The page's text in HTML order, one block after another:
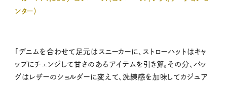
ンター）
「デニムを合わせて足元はスニーカーに、ストローハットはキャ
ップにチェンジして甘さのあるアイテムを引き算。その分、バッ
グはレザーのショルダーに変えて、洗練感を加味してカジュア